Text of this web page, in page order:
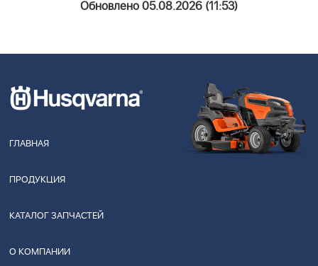
Обновлено 05.08.2026 (11:53)
ГЛАВНАЯ
ПРОДУКЦИЯ
КАТАЛОГ ЗАПЧАСТЕЙ
О КОМПАНИИ